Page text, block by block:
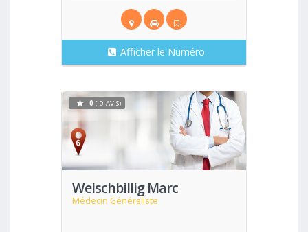
Afficher le Numéro
Welschbillig Marc
Médecin Généraliste
Voir
0 ( 0 AVIS)